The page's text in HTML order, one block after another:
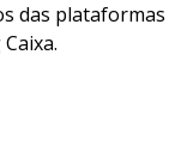
das plataformas